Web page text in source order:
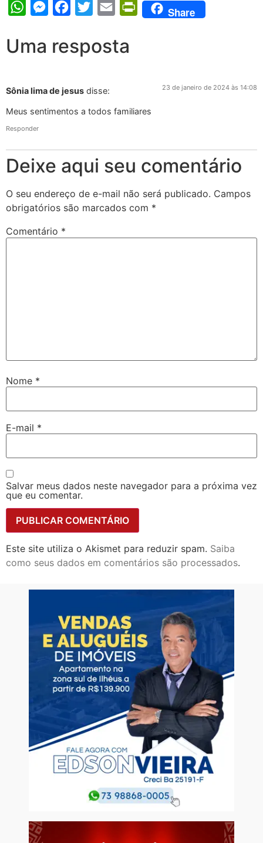
WhatsAppMessengerFacebook
Twitter Email PrintFriendly
Share
Uma resposta
Sônia lima de jesus disse: 23 de janeiro de 2024 às 14:08
Meus sentimentos a todos familiares
Responder
Deixe aqui seu comentário
O seu endereço de e-mail não será publicado. Campos
obrigatórios são marcados com *
Comentário *
Nome *
E-mail *
Salvar meus dados neste navegador para a próxima vez
que eu comentar.
Este site utiliza o Akismet para reduzir spam. Saiba
como seus dados em comentários são processados.